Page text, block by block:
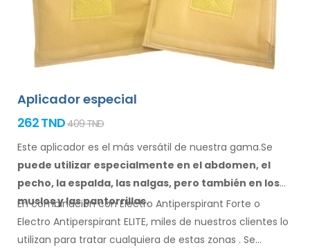
Aplicador especial
262 TND409 TND
Este aplicador es el más versátil de nuestra gama.Se
puede utilizar especialmente en el abdomen, el
pecho, la espalda, las nalgas, pero también en los
muslosy las pantorrillas.
En combinación con Electro Antiperspirant Forte o
Electro Antiperspirant ELITE, miles de nuestros clientes lo
utilizan para tratar cualquiera de estas zonas . Se